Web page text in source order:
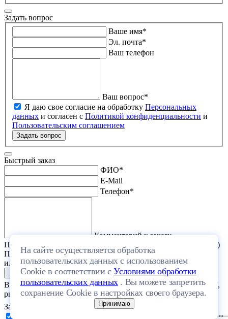
Задать вопрос
Ваше имя*
Эл. почта*
Ваш телефон
Ваш вопрос*
Я даю свое согласие на обработку Персональных
данных и согласен с Политикой конфиденциальности и
Пользовательским соглашением
Задать вопрос
На сайте осуществляется обработка
пользовательских данных с использованием
Cookie в соответствии сУсловиями обработки
пользовательских данных. Вы можете запретить
сохранение Cookie в настройках своего браузера.
Принимаю
Быстрый заказ
ФИО*
E-Mail
Телефон*
Комментарий к заказу
Прикрепить файл (проект дома или список стройматериалов)
Перетащите один или несколько файлов в эту область
или выберите файл на компьютере
Выберите файл с расширением (doc, docx, xls, xlsx, txt, rtf, pdf,
png, jpeg, jpg, gif) и размером, не превышающим 20 МБ.
Загрузить файлы
Персональных данныхи